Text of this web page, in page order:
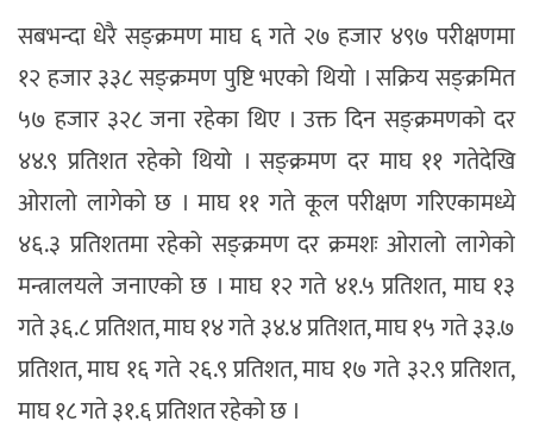
सबभन्दा धेरै सङ्क्रमण माघ ६ गते २७ हजार ४९७ परीक्षणमा
१२ हजार ३३८ सङ्क्रमण पुष्टि भएको थियो । सक्रिय सङ्क्रमित
५७ हजार ३२८ जना रहेका थिए । उक्त दिन सङ्क्रमणको दर
४४.९ प्रतिशत रहेको थियो । सङ्क्रमण दर माघ ११ गतेदेखि
ओरालो लागेको छ । माघ ११ गते कूल परीक्षण गरिएकामध्ये
४६.३ प्रतिशतमा रहेको सङ्क्रमण दर क्रमशः ओरालो लागेको
मन्त्रालयले जनाएको छ । माघ १२ गते ४१.५ प्रतिशत, माघ १३
गते ३६.८ प्रतिशत, माघ १४ गते ३४.४ प्रतिशत, माघ १५ गते ३३.७
प्रतिशत, माघ १६ गते २६.९ प्रतिशत, माघ १७ गते ३२.९ प्रतिशत,
माघ १८ गते ३१.६ प्रतिशत रहेको छ ।